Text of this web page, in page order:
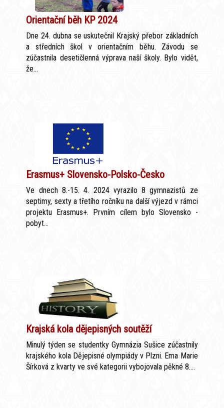
Orientační běh KP 2024
Dne 24. dubna se uskutečnil Krajský přebor základních
a středních škol v orientačním běhu. Závodu se
zúčastnila desetičlenná výprava naší školy. Bylo vidět,
že...
Erasmus+ Slovensko-Polsko-Česko
Ve dnech 8.-15. 4. 2024 vyrazilo 8 gymnazistů ze
septimy, sexty a třetího ročníku na další výjezd v rámci
projektu Erasmus+. Prvním cílem bylo Slovensko -
pobyt...
Krajská kola dějepisných soutěží
Minulý týden se studentky Gymnázia Sušice zúčastnily
krajského kola Dějepisné olympiády v Plzni. Ema Marie
Šírková z kvarty ve své kategorii vybojovala pěkné 8....